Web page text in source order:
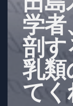
学者
剖す
乳類
てく